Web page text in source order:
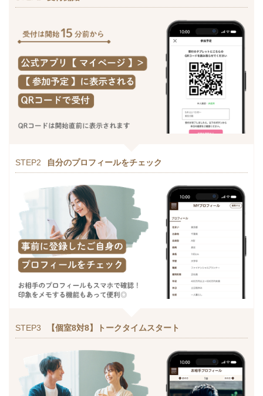
STEP2 自分のプロフィールをチェック
STEP3 【個室8対8】トークタイムスタート